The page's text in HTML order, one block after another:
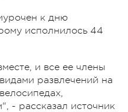
к дню
исполнилось 44
и все ее члены
развлечений на
- рассказал источник